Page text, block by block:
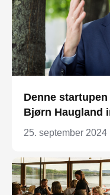
Denne
Bjørn Haugland
25. september 2024